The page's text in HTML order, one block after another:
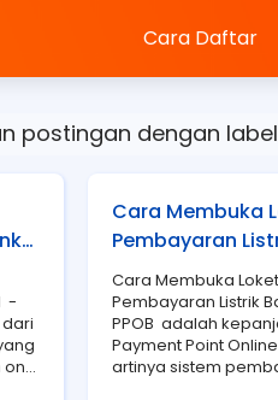
Cara Daftar
postingan dengan label
-
Cara Membuka
Pembayaran
BNI
Cara Membuka Loket
Pembayaran Listrik
PPOB adalah
Payment Point
artinya sistem